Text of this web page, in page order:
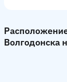
Волгодонска